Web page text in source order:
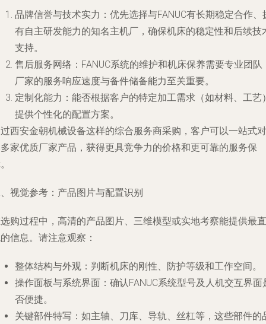
品牌信誉与技术实力 ：优先选择与FANUC有长期稳定合作、
有自主研发能力的知名主机厂，确保机床的稳定性和后续技
支持。
售后服务网络 ：FANUC系统的维护和机床保养需要专业团队
厂家的服务响应速度与备件储备能力至关重要。
定制化能力 ：能否根据客户的特定加工需求（如材料、工艺
提供个性化的配置方案。
西安金朝机械设备这样的综合服务商采购，客户可以一站式对
家优质厂家产品，获得更具竞争力的价格和更可靠的服务保
视觉参考：产品图片与配置识别
购过程中，高清的产品图片、三维模型或实地考察能提供最直
信息。请注意观察：
整体结构与外观 ：判断机床的刚性、防护等级和工作空间。
操作面板与系统界面 ：确认FANUC系统型号及人机交互界面
否便捷。
关键部件特写 ：如主轴、刀库、导轨、丝杠等，这些部件的